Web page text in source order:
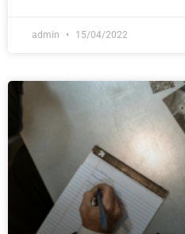
admin 15/04/2022